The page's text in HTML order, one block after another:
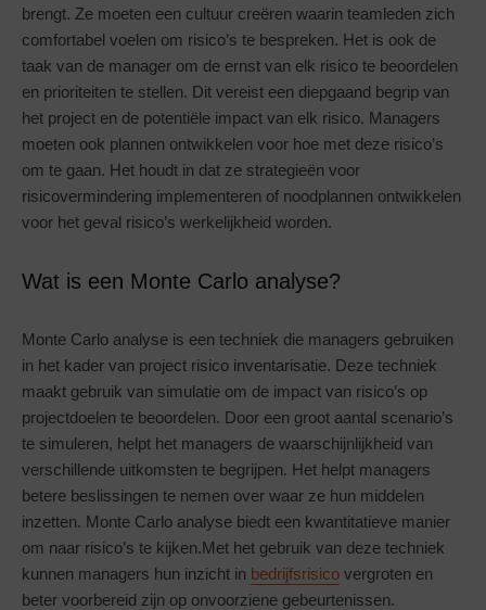
brengt. Ze moeten een cultuur creëren waarin teamleden zich
comfortabel voelen om risico’s te bespreken. Het is ook de
taak van de manager om de ernst van elk risico te beoordelen
en prioriteiten te stellen. Dit vereist een diepgaand begrip van
het project en de potentiële impact van elk risico. Managers
moeten ook plannen ontwikkelen voor hoe met deze risico’s
om te gaan. Het houdt in dat ze strategieën voor
risicovermindering implementeren of noodplannen ontwikkelen
voor het geval risico’s werkelijkheid worden.
Wat is een Monte Carlo analyse?
Monte Carlo analyse is een techniek die managers gebruiken
in het kader van project risico inventarisatie. Deze techniek
maakt gebruik van simulatie om de impact van risico’s op
projectdoelen te beoordelen. Door een groot aantal scenario’s
te simuleren, helpt het managers de waarschijnlijkheid van
verschillende uitkomsten te begrijpen. Het helpt managers
betere beslissingen te nemen over waar ze hun middelen
inzetten. Monte Carlo analyse biedt een kwantitatieve manier
om naar risico’s te kijken.Met het gebruik van deze techniek
kunnen managers hun inzicht in bedrijfsrisico vergroten en
beter voorbereid zijn op onvoorziene gebeurtenissen.